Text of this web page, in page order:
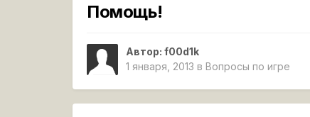
Помощь!
Автор:f00d1k
1 января, 2013 в Вопросы по игре